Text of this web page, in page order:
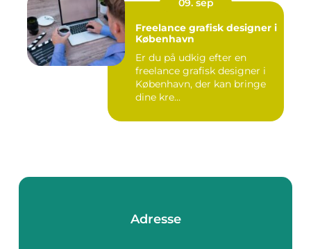
09. sep
Freelance grafisk designer i
København
Er du på udkig efter en
freelance grafisk designer i
København, der kan bringe
dine kre...
Adresse